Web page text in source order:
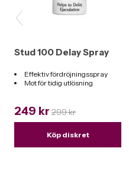
Stud 100 Delay Spray
Effektiv fördröjningsspray
Mot för tidig utlösning
249 kr 299 kr
Köp diskret